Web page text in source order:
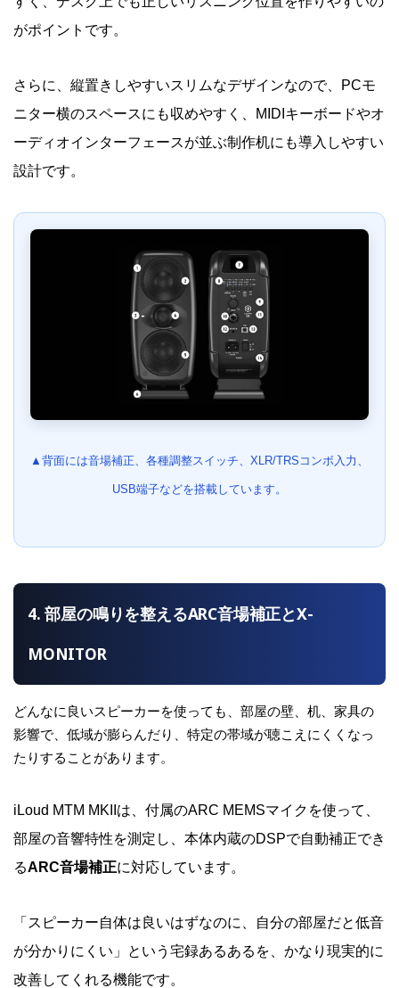
がポイントです。
さらに、縦置きしやすいスリムなデザインなので、PCモ
ニター横のスペースにも収めやすく、MIDIキーボードやオ
ーディオインターフェースが並ぶ制作机にも導入しやすい
設計です。
▲背面には音場補正、各種調整スイッチ、XLR/TRSコンボ入力、
USB端子などを搭載しています。
4. 部屋の鳴りを整えるARC音場補正とX-
MONITOR
どんなに良いスピーカーを使っても、部屋の壁、机、家具の
影響で、低域が膨らんだり、特定の帯域が聴こえにくくなっ
たりすることがあります。
iLoud MTM MKIIは、付属のARC MEMSマイクを使って、
部屋の音響特性を測定し、本体内蔵のDSPで自動補正でき
るARC音場補正に対応しています。
「スピーカー自体は良いはずなのに、自分の部屋だと低音
が分かりにくい」という宅録あるあるを、かなり現実的に
改善してくれる機能です。